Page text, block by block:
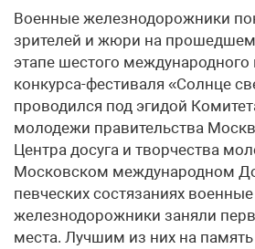
Военные железнодорожники
зрителей и жюри на
этапе шестого
конкурса-фестиваля «Солнце
проводился под эгидой
молодежи правительства
Центра досуга и творчества
Московском международном
певческих состязаниях военные
железнодорожники заняли
места. Лучшим из них на